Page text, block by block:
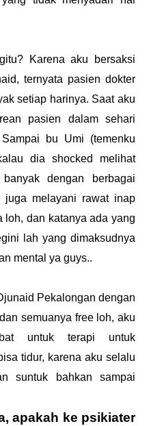
Karena aku bersaksi
ternyata pasien dokter
setiap harinya. Saat aku
pasien dalam sehari
bu Umi (temenku
dia shocked melihat
dengan berbagai
melayani rawat inap
loh, dan katanya ada yang
lah yang dimaksudnya
mental ya guys..
Pekalongan dengan
semuanya free loh, aku
untuk terapi untuk
tidur, karena aku selalu
suntuk bahkan sampai
apakah ke psikiater